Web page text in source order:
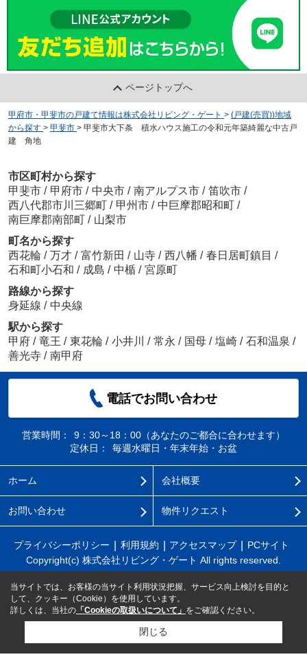
ページトップへ
甲府市・甲斐市の戸建て情報は株式会社リビング・ゲート > (戸建(売買))地域
から探す > 甲斐市 > 甲斐市大下条 積水ハウス施工の令和元年築綺麗な中古戸
建 角地
市区町村から探す
甲斐市 / 甲府市 / 中央市 / 南アルプス市 / 笛吹市 /
西八代郡市川三郷町 / 甲州市 / 中巨摩郡昭和町 /
南巨摩郡南部町 / 山梨市
町名から探す
西花輪 / 万才 / 富竹新田 / 山寺 / 西八幡 / 春日居町鎮目 /
石和町小石和 / 成島 / 中楯 / 宮原町
路線から探す
身延線 / 中央線
駅から探す
甲府 / 竜王 / 東花輪 / 小井川 / 常永 / 国母 / 塩崎 / 石和温泉 /
善光寺 / 南甲府
電話でお問い合わせ
営業時間：
9：30～18：00（あなたのご都合に合わせます）
定休日：
毎週水曜日・年末年始・お盆
ホーム 会社概要
お問い合わせ 物件リクエスト
プライバシーポリシー 利用規約 アクセスマップ
PCサイト
Copyright(c) 株式会社リビング・ゲート All rights reserved.
当サイトでは、お客様の当サイト利用状況把握、サービス向上検討を目的と
して、クッキー（Cookie）を使用しています。
詳しくは、当社の 「Cookieの取扱いについて」 をご確認ください。
閉じる